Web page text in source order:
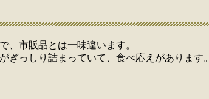
、市販品とは一味違います。
っしり詰まっていて、食べ応えがあります。